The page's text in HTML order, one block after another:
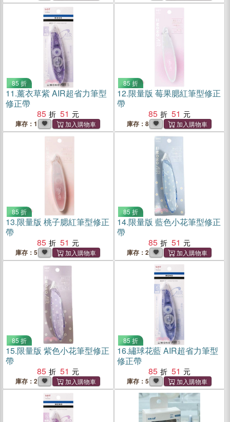
85 折
11.薰衣草紫 AIR超省力筆型
修正帶
85
51
庫存：1
85 折
12.限量版 莓果腮紅筆型修正
帶
85
51
庫存：8
85 折
13.限量版 桃子腮紅筆型修正
帶
85
51
庫存：5
85 折
14.限量版 藍色小花筆型修正
帶
85
51
庫存：2
85 折
15.限量版 紫色小花筆型修正
帶
85
51
庫存：2
85 折
16.繡球花藍 AIR超省力筆型
修正帶
85
51
庫存：5